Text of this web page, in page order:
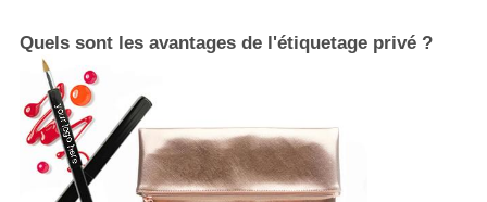
Quels sont les avantages de l'étiquetage privé ?